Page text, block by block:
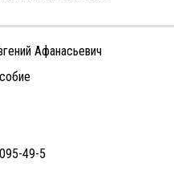
Афанасьевич
49-5